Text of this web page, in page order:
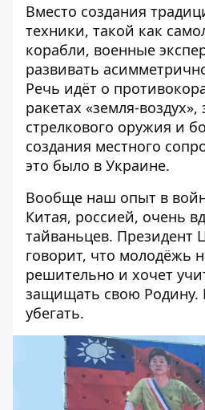
Вместо создания
техники, такой как
корабли, военные
развивать
Речь идёт о
ракетах «земля-воздух»,
стрелкового оружия и
создания местного
это было в Украине.
Вообще наш опыт в
Китая, россией, очень
тайваньцев. Президент
говорит, что молодёжь
решительно и хочет
защищать свою Родину.
убегать.